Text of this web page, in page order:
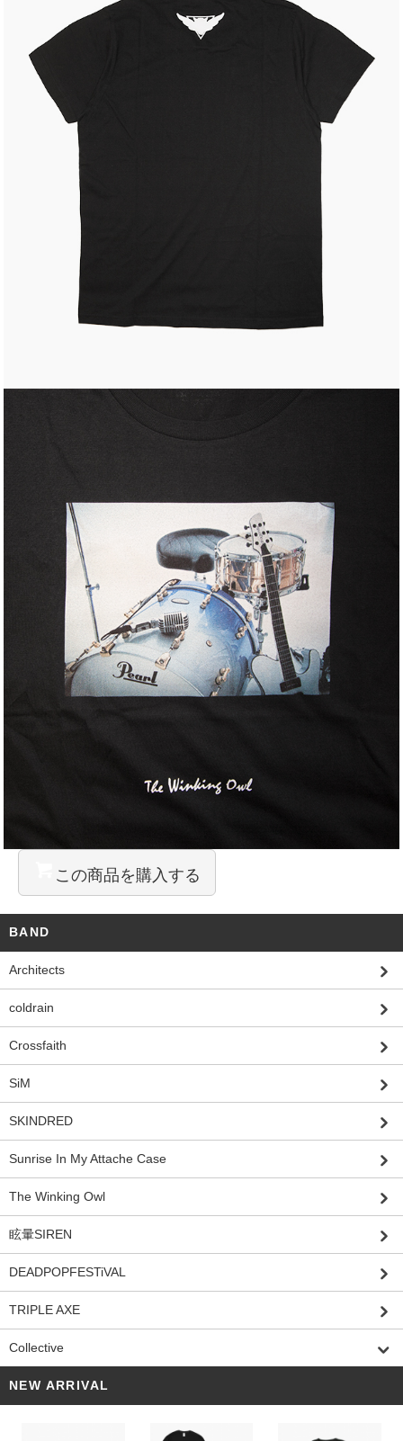
この商品を購入する
BAND
Architects
coldrain
Crossfaith
SiM
SKINDRED
Sunrise In My Attache Case
The Winking Owl
眩暈SIREN
DEADPOPFESTiVAL
TRIPLE AXE
Collective
NEW ARRIVAL